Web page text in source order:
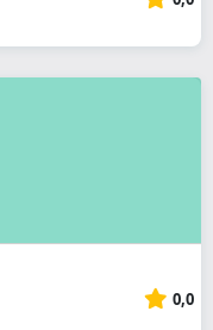
0,0